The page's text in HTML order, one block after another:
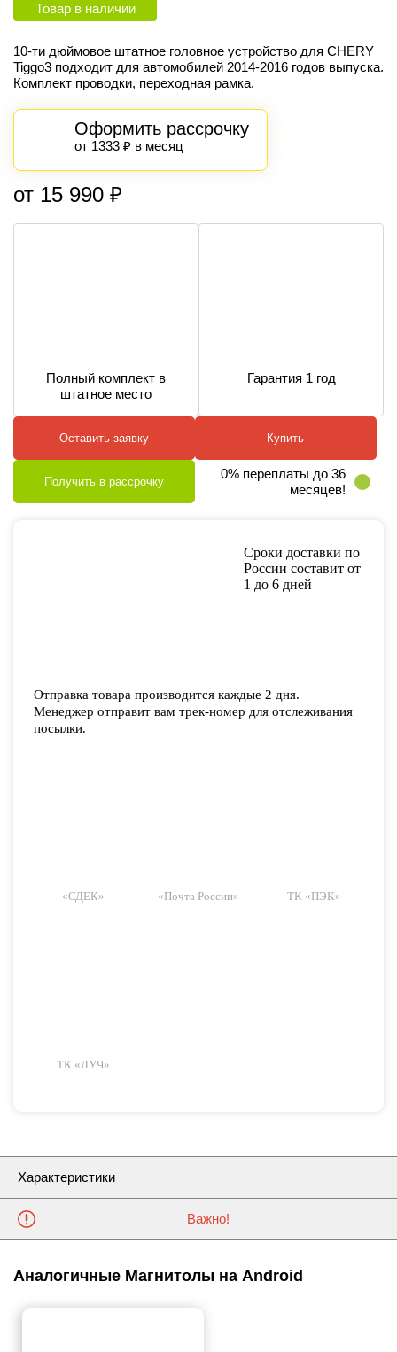
Товар в наличии
10-ти дюймовое штатное головное устройство для CHERY
Tiggo3 подходит для автомобилей 2014-2016 годов выпуска.
Комплект проводки, переходная рамка.
Оформить рассрочку
от 1333 ₽ в месяц
от 15 990 ₽
Полный комплект в
штатное место
Гарантия 1 год
Оставить заявку Купить
Получить в рассрочку
0% переплаты до 36
месяцев!
Сроки доставки по
России составит от
1 до 6 дней
Отправка товара производится каждые 2 дня.
Менеджер отправит вам трек-номер для отслеживания
посылки.
«СДЕК» «Почта России» ТК «ПЭК»
ТК «ЛУЧ»
Характеристики
Важно!
Аналогичные Магнитолы на Android